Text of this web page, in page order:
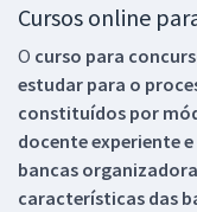
Cursos online
O curso para
estudar para o
constituídos por
docente experiente
bancas
características das